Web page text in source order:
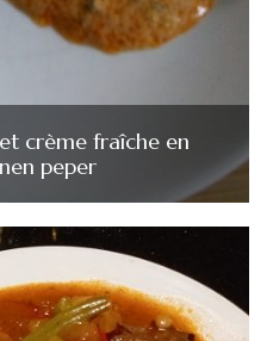
crème fraîche en
peper